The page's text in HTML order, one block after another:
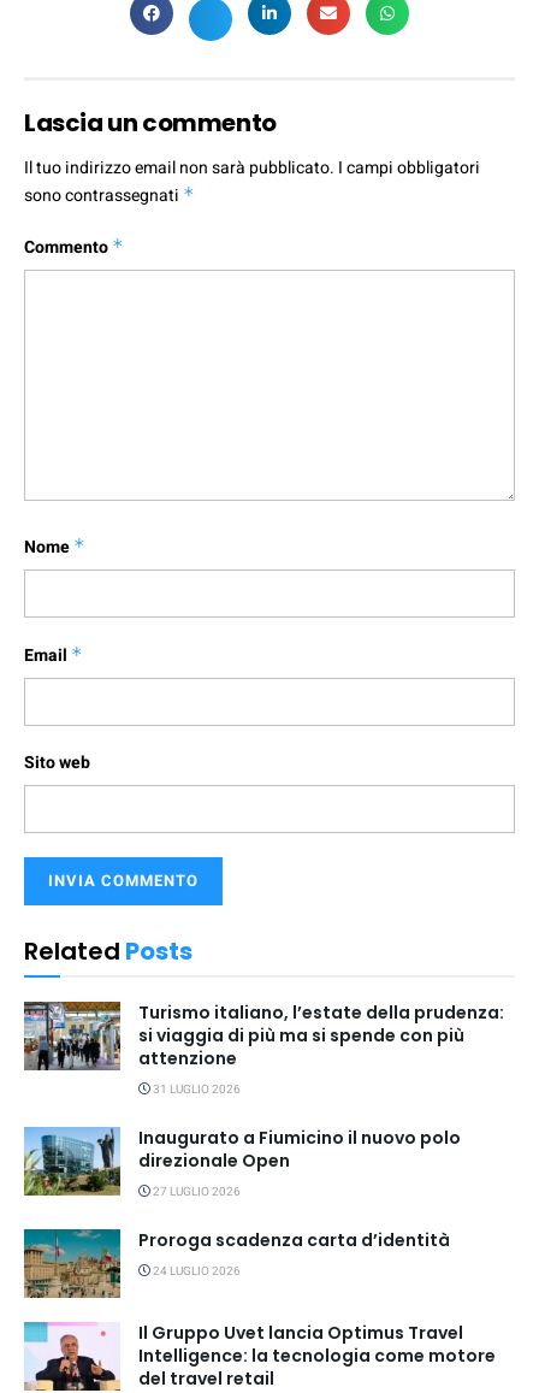
Lascia un commento
Il tuo indirizzo email non sarà pubblicato. I campi obbligatori
sono contrassegnati *
Commento *
Nome *
Email *
Sito web
Related Posts
Turismo italiano, l’estate della prudenza:
si viaggia di più ma si spende con più
attenzione
31 LUGLIO 2026
Inaugurato a Fiumicino il nuovo polo
direzionale Open
27 LUGLIO 2026
Proroga scadenza carta d’identità
24 LUGLIO 2026
Il Gruppo Uvet lancia Optimus Travel
Intelligence: la tecnologia come motore
del travel retail